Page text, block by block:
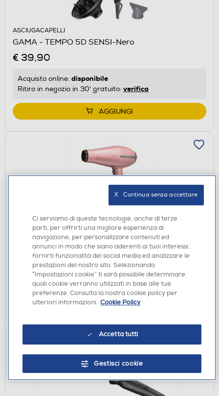
ASCIUGACAPELLI
GAMA - TEMPO 5D SENSI-Nero
€ 39,90
Acquisto online: disponibile
Ritiro in negozio in 30' gratuito: verifica
AGGIUNGI
ASCIUGACAPELLI
GAMA - TEMPO 5D SENSI-Rose
€ 44,90
Acquisto online:disponibile
Ritiro in negozio in 30' gratuito:verifica
AGGIUNGI
Ci serviamo di queste tecnologie, anche di terze
parti, per offrirti una migliore esperienza di
navigazione, per personalizzare contenuti ed
annunci in modo che siano aderenti ai tuoi interessi,
fornirti funzionalità dei social media ed analizzare le
prestazioni del nostro sito. Selezionando
“Impostazioni cookie” ti sarà possibile determinare
quali cookie verranno utilizzati in base alle tue
preferenze. Consulta la nostra cookie policy per
ulteriori informazioni. Cookie Policy
Accetta tutti
Gestisci cookie
X   Continua senza accettare